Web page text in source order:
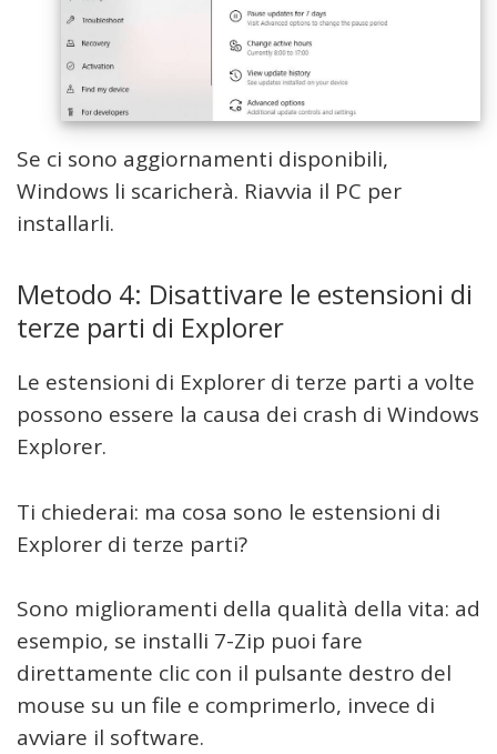
Se ci sono aggiornamenti disponibili,
Windows li scaricherà. Riavvia il PC per
installarli.
Metodo 4: Disattivare le estensioni di
terze parti di Explorer
Le estensioni di Explorer di terze parti a volte
possono essere la causa dei crash di Windows
Explorer.
Ti chiederai: ma cosa sono le estensioni di
Explorer di terze parti?
Sono miglioramenti della qualità della vita: ad
esempio, se installi 7-Zip puoi fare
direttamente clic con il pulsante destro del
mouse su un file e comprimerlo, invece di
avviare il software.